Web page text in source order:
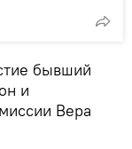
бывший
и
Вера